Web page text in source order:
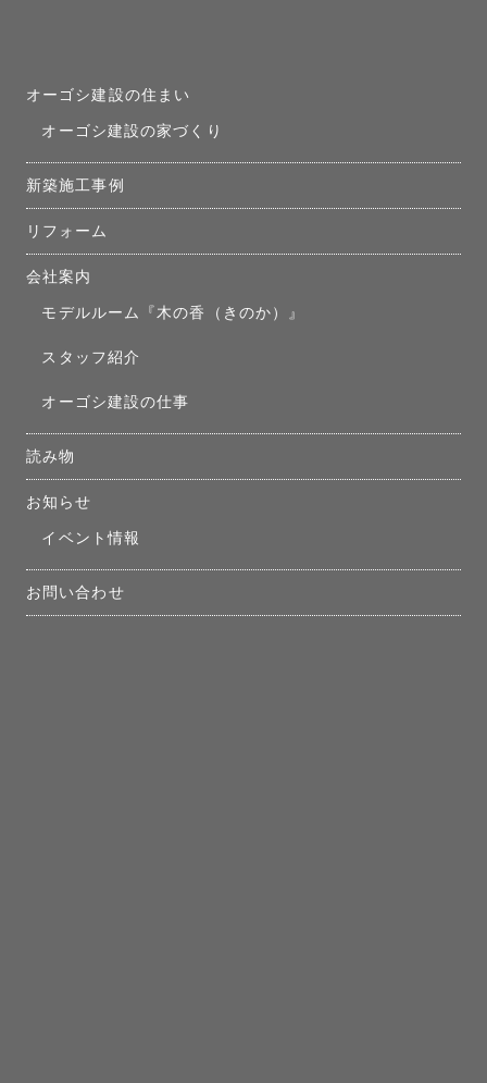
オーゴシ建設の住まい
オーゴシ建設の家づくり
新築施工事例
リフォーム
会社案内
モデルルーム『木の香（きのか）』
スタッフ紹介
オーゴシ建設の仕事
読み物
お知らせ
イベント情報
お問い合わせ